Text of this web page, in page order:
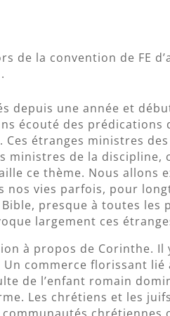
de la convention de FE
depuis une année et
écouté des prédications
étranges ministres
ministres de la discipline,
ce thème. Nous allons
nos vies parfois, pour
presque à toutes les
largement ces
à propos de Corinthe. Il
commerce florissant lié
de l’enfant romain
Les chrétiens et les